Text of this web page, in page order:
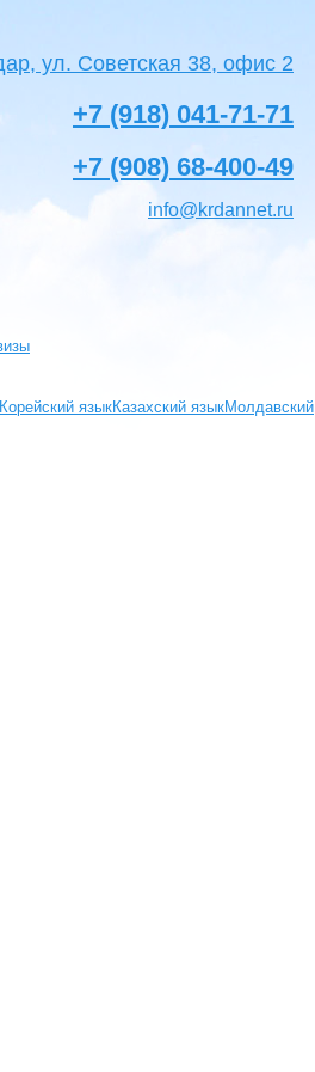
ул. Советская 38, офис 2
+7 (918) 041-71-71
+7 (908) 68-400-49
info@krdannet.ru
Корейский языкКазахский языкМолдавский